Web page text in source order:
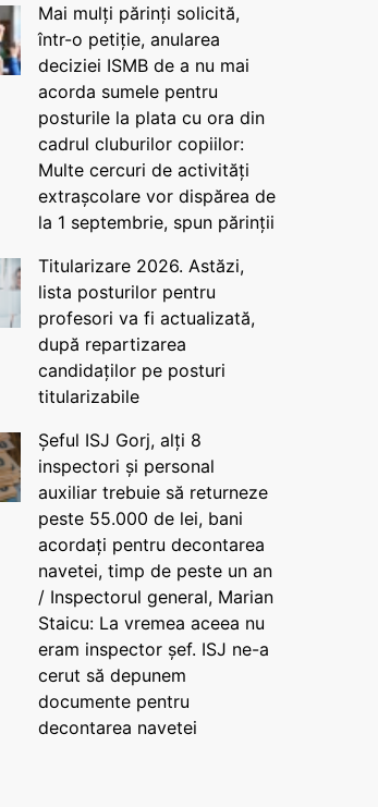
Mai mulți părinți solicită,
într-o petiție, anularea
deciziei ISMB de a nu mai
acorda sumele pentru
posturile la plata cu ora din
cadrul cluburilor copiilor:
Multe cercuri de activități
extrașcolare vor dispărea de
la 1 septembrie, spun părinții
Titularizare 2026. Astăzi,
lista posturilor pentru
profesori va fi actualizată,
după repartizarea
candidaților pe posturi
titularizabile
Șeful ISJ Gorj, alți 8
inspectori și personal
auxiliar trebuie să returneze
peste 55.000 de lei, bani
acordați pentru decontarea
navetei, timp de peste un an
/ Inspectorul general, Marian
Staicu: La vremea aceea nu
eram inspector șef. ISJ ne-a
cerut să depunem
documente pentru
decontarea navetei